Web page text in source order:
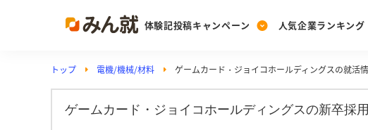
体験記投稿キャンペーン
Post
投稿する
人気企業ランキング
Ranking
ランキングを見る
PickUp
注目の企業特集
トップ 電機/機械/材料 ゲームカード・ジョイコホールディングスの就活
ゲームカード・ジョイコホールディングスの新卒採